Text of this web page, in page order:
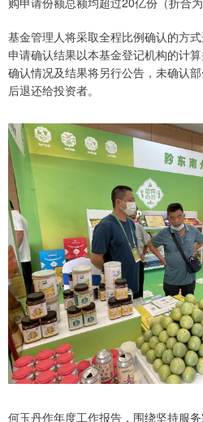
基金管理人将采取全程比例确认的方
申请确认结果以本基金登记机构的计
确认情况及结果将另行公告，未确认
后退还给投资者。
何玉丹作年度工作报告，围绕坚持服